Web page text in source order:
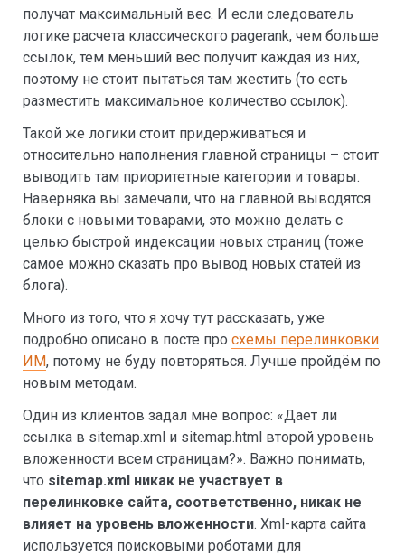
получат максимальный вес. И если следователь
логике расчета классического pagerank, чем больше
ссылок, тем меньший вес получит каждая из них,
поэтому не стоит пытаться там жестить (то есть
разместить максимальное количество ссылок).
Такой же логики стоит придерживаться и
относительно наполнения главной страницы – стоит
выводить там приоритетные категории и товары.
Наверняка вы замечали, что на главной выводятся
блоки с новыми товарами, это можно делать с
целью быстрой индексации новых страниц (тоже
самое можно сказать про вывод новых статей из
блога).
Много из того, что я хочу тут рассказать, уже
подробно описано в посте про схемы перелинковки
ИМ, потому не буду повторяться. Лучше пройдём по
новым методам.
Один из клиентов задал мне вопрос: «Дает ли
ссылка в sitemap.xml и sitemap.html второй уровень
вложенности всем страницам?». Важно понимать,
что sitemap.xml никак не участвует в
перелинковке сайта, соответственно, никак не
влияет на уровень вложенности. Xml-карта сайта
используется поисковыми роботами для